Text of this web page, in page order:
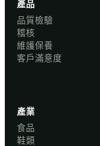
產品
品質檢驗
稽核
維護保養
客戶滿意度
產業
食品
鞋類